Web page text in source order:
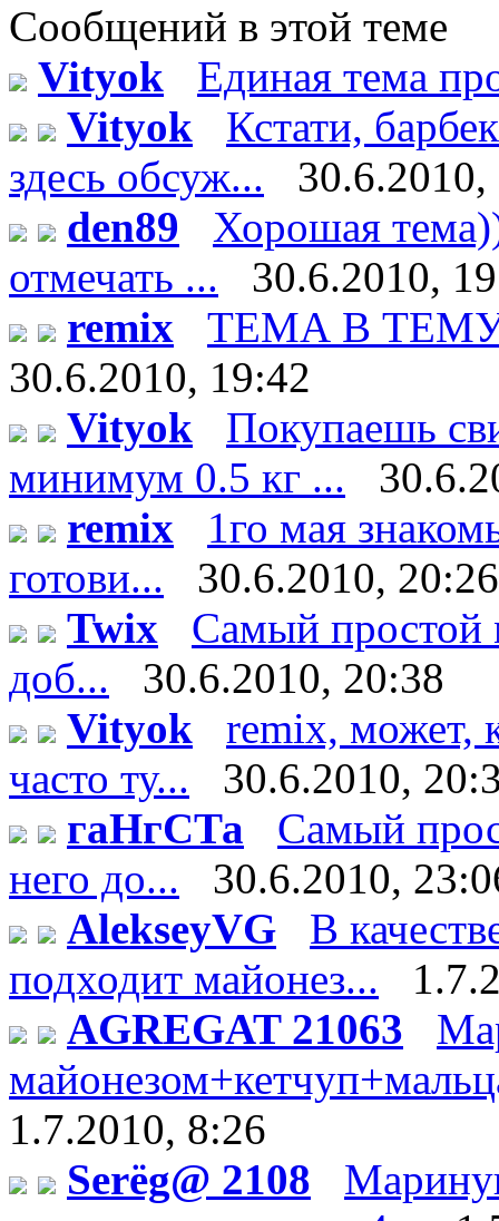
Сообщений в этой теме
Vityok
Единая тема
Vityok
Кстати,
здесь обсуж...
den89
Хорошая
отмечать ...
30.6.2010,
remix
ТЕМА В ТЕМУ!!!
30.6.2010, 19:42
Vityok
Покупаешь
минимум 0.5 кг ...
remix
1го мая
готови...
30.6.2010, 20:26
Twix
Самый простой
доб...
30.6.2010, 20:38
Vityok
remix, может,
часто ту...
30.6.2010,
гаНгСТа
Самый
него до...
30.6.2010,
AlekseyVG
В
подходит майонез...
AGREGAT 21063
1.7.2010, 8:26
Serёg@ 2108